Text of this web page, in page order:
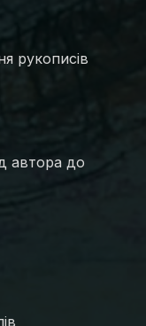
рукописів
автора до